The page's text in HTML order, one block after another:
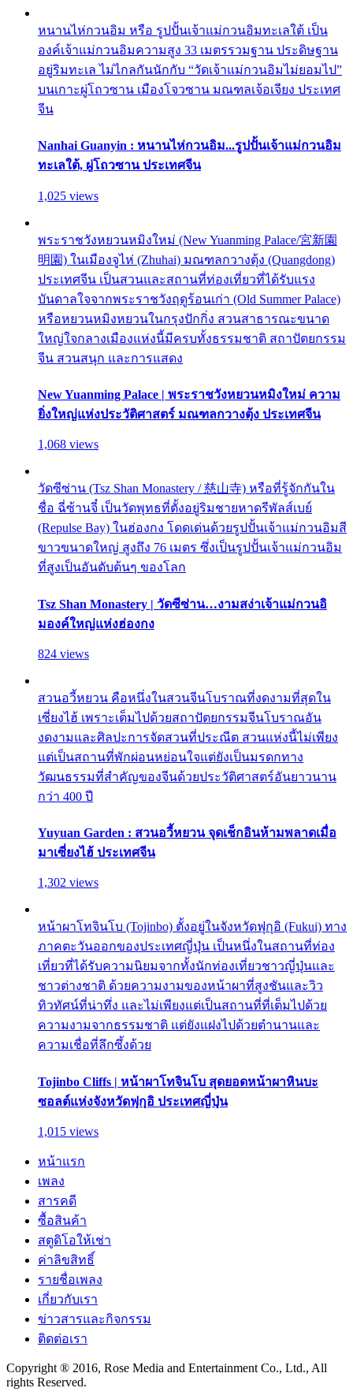
หนานไห่กวนอิม หรือ รูปปั้นเจ้าแม่กวนอิมทะเลใต้ เป็น
องค์เจ้าแม่กวนอิมความสูง 33 เมตรรวมฐาน ประดิษฐาน
อยู่ริมทะเล ไม่ไกลกันนักกับ “วัดเจ้าแม่กวนอิมไม่ยอมไป”
บนเกาะผู่โถวซาน เมืองโจวซาน มณฑลเจ้อเจียง ประเทศ
จีน
Nanhai Guanyin : หนานไห่กวนอิม...รูปปั้นเจ้าแม่กวนอิม
ทะเลใต้, ผู่โถวซาน ประเทศจีน
1,025 views
พระราชวังหยวนหมิงใหม่ (New Yuanming Palace/宮新園
明園) ในเมืองจูไห่ (Zhuhai) มณฑลกวางตุ้ง (Quangdong)
ประเทศจีน เป็นสวนและสถานที่ท่องเที่ยวที่ได้รับแรง
บันดาลใจจากพระราชวังฤดูร้อนเก่า (Old Summer Palace)
หรือหยวนหมิงหยวนในกรุงปักกิ่ง สวนสาธารณะขนาด
ใหญ่ใจกลางเมืองแห่งนี้มีครบทั้งธรรมชาติ สถาปัตยกรรม
จีน สวนสนุก และการแสดง
New Yuanming Palace | พระราชวังหยวนหมิงใหม่ ความ
ยิ่งใหญ่แห่งประวัติศาสตร์ มณฑลกวางตุ้ง ประเทศจีน
1,068 views
วัดซีซ่าน (Tsz Shan Monastery / 慈山寺) หรือที่รู้จักกันใน
ชื่อ ฉี่ซ้านจี๋ เป็นวัดพุทธที่ตั้งอยู่ริมชายหาดรีพัลส์เบย์
(Repulse Bay) ในฮ่องกง โดดเด่นด้วยรูปปั้นเจ้าแม่กวนอิมสี
ขาวขนาดใหญ่ สูงถึง 76 เมตร ซึ่งเป็นรูปปั้นเจ้าแม่กวนอิม
ที่สูงเป็นอันดับต้นๆ ของโลก
Tsz Shan Monastery | วัดซีซ่าน…งามสง่าเจ้าแม่กวนอิ
มองค์ใหญ่แห่งฮ่องกง
824 views
สวนอวี้หยวน คือหนึ่งในสวนจีนโบราณที่งดงามที่สุดใน
เซี่ยงไฮ้ เพราะเต็มไปด้วยสถาปัตยกรรมจีนโบราณอัน
งดงามและศิลปะการจัดสวนที่ประณีต สวนแห่งนี้ไม่เพียง
แต่เป็นสถานที่พักผ่อนหย่อนใจแต่ยังเป็นมรดกทาง
วัฒนธรรมที่สำคัญของจีนด้วยประวัติศาสตร์อันยาวนาน
กว่า 400 ปี
Yuyuan Garden : สวนอวี้หยวน จุดเช็กอินห้ามพลาดเมื่อ
มาเซี่ยงไฮ้ ประเทศจีน
1,302 views
หน้าผาโทจินโบ (Tojinbo) ตั้งอยู่ในจังหวัดฟุกุอิ (Fukui) ทาง
ภาคตะวันออกของประเทศญี่ปุ่น เป็นหนึ่งในสถานที่ท่อง
เที่ยวที่ได้รับความนิยมจากทั้งนักท่องเที่ยวชาวญี่ปุ่นและ
ชาวต่างชาติ ด้วยความงามของหน้าผาที่สูงชันและวิว
ทิวทัศน์ที่น่าทึ่ง และไม่เพียงแต่เป็นสถานที่ที่เต็มไปด้วย
ความงามจากธรรมชาติ แต่ยังแฝงไปด้วยตำนานและ
ความเชื่อที่ลึกซึ้งด้วย
Tojinbo Cliffs | หน้าผาโทจินโบ สุดยอดหน้าผาหินบะ
ซอลต์แห่งจังหวัดฟุกุอิ ประเทศญี่ปุ่น
1,015 views
หน้าแรก
เพลง
สารคดี
ซื้อสินค้า
สตูดิโอให้เช่า
ค่าลิขสิทธิ์
รายชื่อเพลง
เกี่ยวกับเรา
ข่าวสารและกิจกรรม
ติดต่อเรา
Copyright ® 2016, Rose Media and Entertainment Co., Ltd., All
rights Reserved.